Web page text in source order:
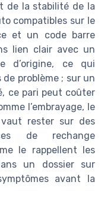
de la stabilité de la
compatibles sur le
et un code barre
lien clair avec un
d’origine, ce qui
problème ; sur un
ce pari peut coûter
l’embrayage, le
rester sur des
de rechange
le rappellent les
un dossier sur
avant la